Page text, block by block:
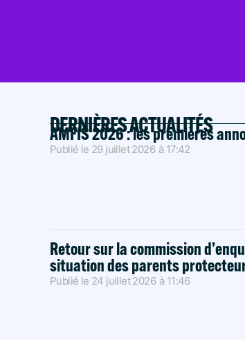
DERNIÈRES ACTUALITÉS
AMFIS 2026 : les premières
Publié le 29 juillet 2026 à 17:42
Retour sur la commission
situation des parents
Publié le 24 juillet 2026 à 11:46